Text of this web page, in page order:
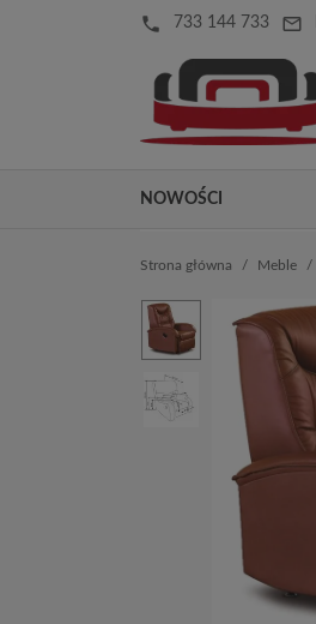
local_phone 733 144 733 mail_outline
NOWOŚCI
Strona główna Meble